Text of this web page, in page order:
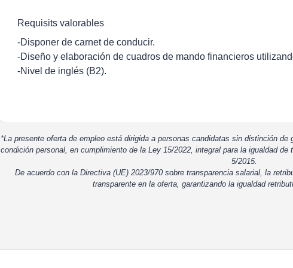
Requisits valorables
-Disponer de carnet de conducir.
-Diseño y elaboración de cuadros de mando financieros
-Nivel de inglés (B2).
*La presente oferta de empleo está dirigida a personas candidatas sin distinción
condición personal, en cumplimiento de la Ley 15/2022, integral para la igualdad
5/2015.
De acuerdo con la Directiva (UE) 2023/970 sobre transparencia salarial, la
transparente en la oferta, garantizando la igualdad